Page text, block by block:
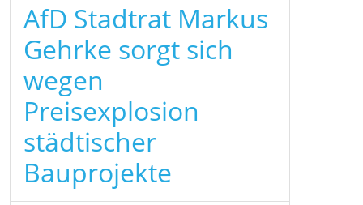
AfD Stadtrat Markus
Gehrke sorgt sich
wegen
Preisexplosion
städtischer
Bauprojekte